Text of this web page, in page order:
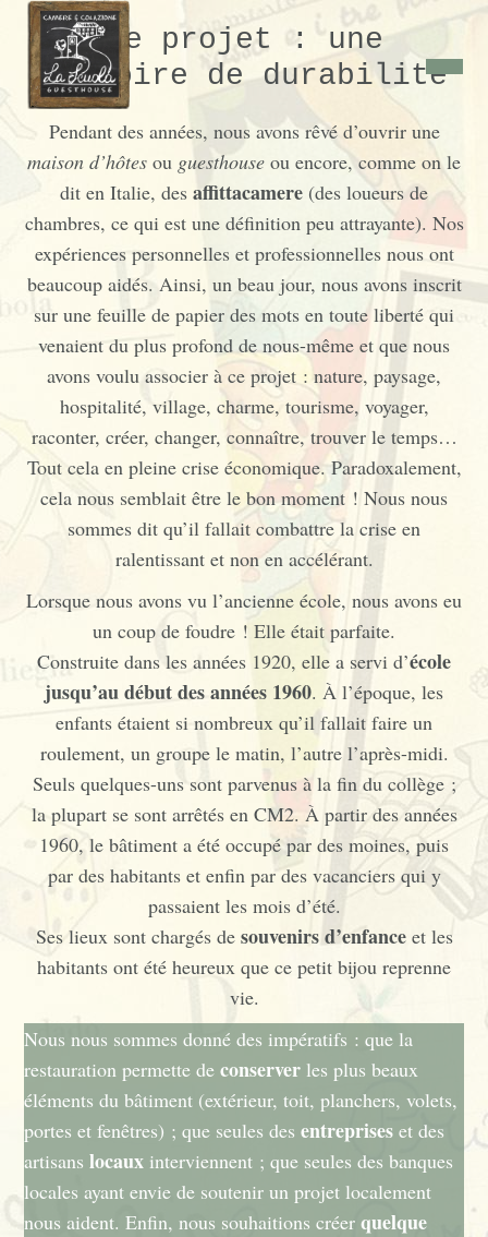
Le projet : une
histoire de durabilité
Pendant des années, nous avons rêvé d’ouvrir une
maison d’hôtes ou guesthouse ou encore, comme on le
dit en Italie, des affittacamere (des loueurs de
chambres, ce qui est une définition peu attrayante). Nos
expériences personnelles et professionnelles nous ont
beaucoup aidés. Ainsi, un beau jour, nous avons inscrit
sur une feuille de papier des mots en toute liberté qui
venaient du plus profond de nous-même et que nous
avons voulu associer à ce projet : nature, paysage,
hospitalité, village, charme, tourisme, voyager,
raconter, créer, changer, connaître, trouver le temps…
Tout cela en pleine crise économique. Paradoxalement,
cela nous semblait être le bon moment ! Nous nous
sommes dit qu’il fallait combattre la crise en
ralentissant et non en accélérant.
Lorsque nous avons vu l’ancienne école, nous avons eu
un coup de foudre ! Elle était parfaite.
Construite dans les années 1920, elle a servi d’école
jusqu’au début des années 1960. À l’époque, les
enfants étaient si nombreux qu’il fallait faire un
roulement, un groupe le matin, l’autre l’après-midi.
Seuls quelques-uns sont parvenus à la fin du collège ;
la plupart se sont arrêtés en CM2. À partir des années
1960, le bâtiment a été occupé par des moines, puis
par des habitants et enfin par des vacanciers qui y
passaient les mois d’été.
Ses lieux sont chargés de souvenirs d’enfanceet les
habitants ont été heureux que ce petit bijou reprenne
vie.
Nous nous sommes donné des impératifs : que la
restauration permette deconserver les plus beaux
éléments du bâtiment (extérieur, toit, planchers, volets,
portes et fenêtres) ; que seules desentreprises et des
artisanslocaux interviennent ; que seules des banques
locales ayant envie de soutenir un projet localement
nous aident. Enfin, nous souhaitions créerquelque